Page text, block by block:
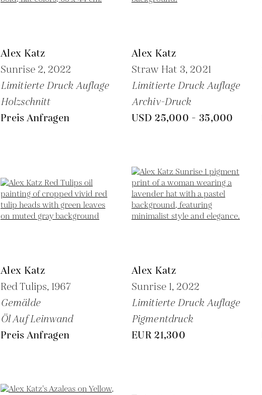
Alex Katz
Sunrise 2, 2022
Limitierte Druck Auflage
Holzschnitt
Preis Anfragen
Alex Katz
Straw Hat 3, 2021
Limitierte Druck Auflage
Archiv-Druck
USD 25,000 - 35,000
Alex Katz
Red Tulips, 1967
Gemälde
Öl Auf Leinwand
Preis Anfragen
Alex Katz
Sunrise 1, 2022
Limitierte Druck Auflage
Pigmentdruck
EUR 21,300